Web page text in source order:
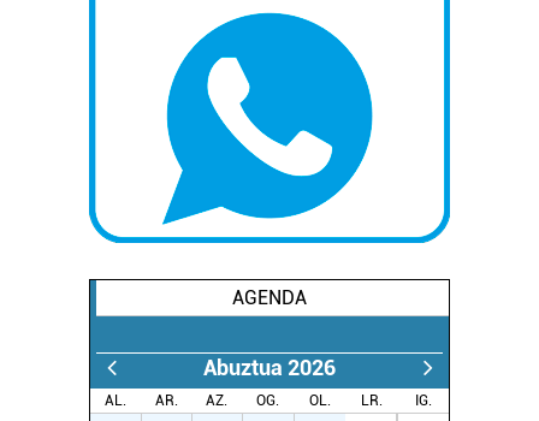
AGENDA
Abuztua 2026
AL. AR. AZ. OG. OL. LR.
IG.